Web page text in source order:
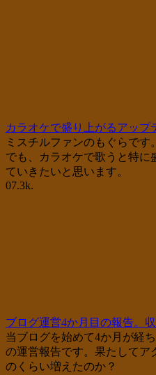
カラオケで盛り上がるアップ
ミスチルファンのもぐらで
でも、カラオケで歌うと特に
ていきたいと思います。
07.3k.
ブログ運営4か月目の報告。
当ブログを始めて4か月が経
の運営報告です。果たしてア
のくらい増えたのか？